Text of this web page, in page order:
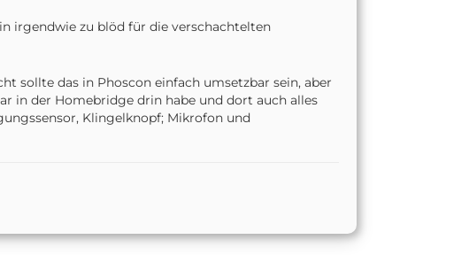
irgendwie zu blöd für die verschachtelten
sollte das in Phoscon einfach umsetzbar sein, aber
in der Homebridge drin habe und dort auch alles
Klingelknopf; Mikrofon und